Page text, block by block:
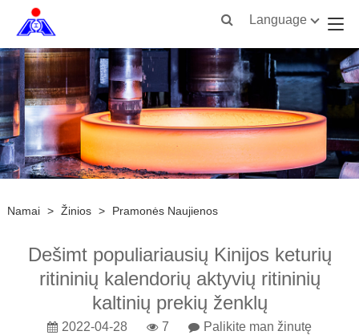
Language
Namai > Žinios > Pramonės Naujienos
Dešimt populiariausių Kinijos keturių
ritininių kalendorių aktyvių ritininių
kaltinių prekių ženklų
2022-04-28 7 Palikite man žinutę